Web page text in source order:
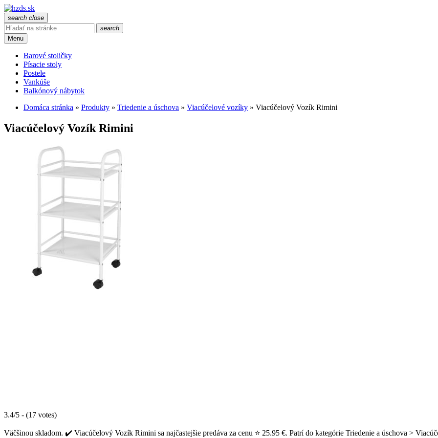
search close
search
Menu
Barové stoličky
Písacie stoly
Postele
Vankúše
Balkónový nábytok
Domáca stránka » Produkty » Triedenie a úschova » Viacúčelové vozíky » Viacúčelový Vozík Rimini
Viacúčelový Vozík Rimini
3.4/5 - (17 votes)
Väčšinou skladom. ✔️ Viacúčelový Vozík Rimini sa najčastejšie predáva za cenu ⭐ 25.95 €. Patrí do kategórie Triedenie a úschova >